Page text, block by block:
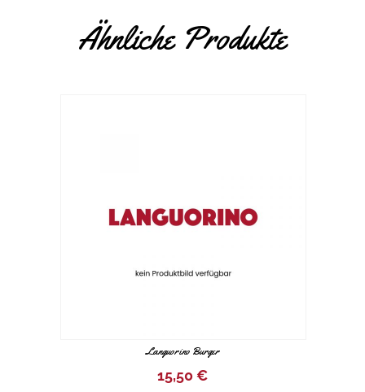
Ähnliche Produkte
Languorino Burger
15,50€